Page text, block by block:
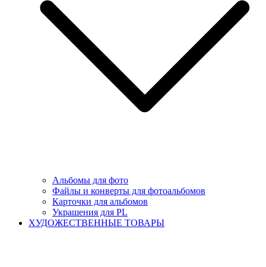
Альбомы для фото
Файлы и конверты для фотоальбомов
Карточки для альбомов
Украшения для PL
ХУДОЖЕСТВЕННЫЕ ТОВАРЫ